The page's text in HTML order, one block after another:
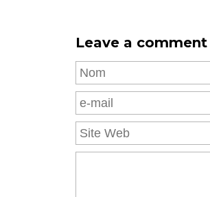
Leave a comment